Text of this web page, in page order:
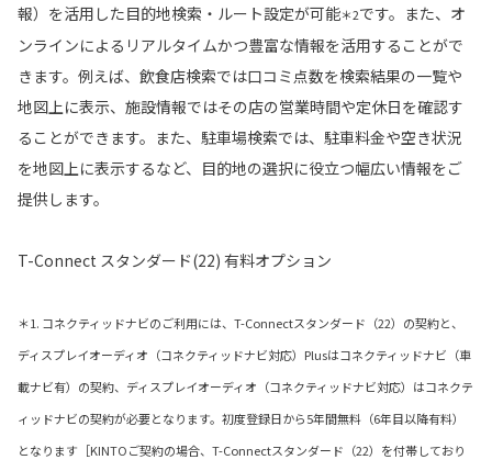
報）を活用した目的地検索・ルート設定が可能＊2です。また、オ
ンラインによるリアルタイムかつ豊富な情報を活用することがで
きます。例えば、飲食店検索では口コミ点数を検索結果の一覧や
地図上に表示、施設情報ではその店の営業時間や定休日を確認す
ることができます。また、駐車場検索では、駐車料金や空き状況
を地図上に表示するなど、目的地の選択に役立つ幅広い情報をご
提供します。
T-Connect スタンダード(22) 有料オプション
＊1. コネクティッドナビのご利用には、T-Connectスタンダード（22）の契約と、
ディスプレイオーディオ（コネクティッドナビ対応）Plusはコネクティッドナビ（車
載ナビ有）の契約、ディスプレイオーディオ（コネクティッドナビ対応）はコネクテ
ィッドナビの契約が必要となります。初度登録日から5年間無料（6年目以降有料）
となります［KINTOご契約の場合、T-Connectスタンダード（22）を付帯しており